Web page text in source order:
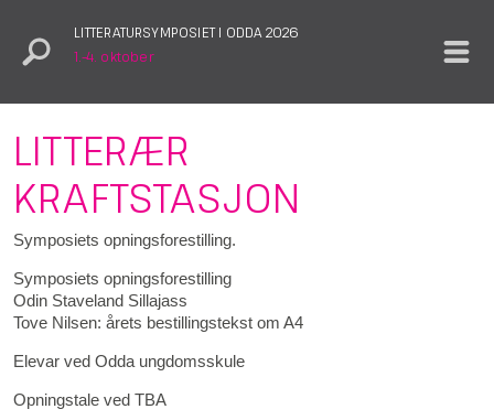
LITTERATURSYMPOSIET I ODDA 2026
1.–4. oktober
LITTERÆR
KRAFTSTASJON
Symposiets opningsforestilling.
Symposiets opningsforestilling
Odin Staveland Sillajass
Tove Nilsen: årets bestillingstekst om A4
Elevar ved Odda ungdomsskule
Opningstale ved TBA